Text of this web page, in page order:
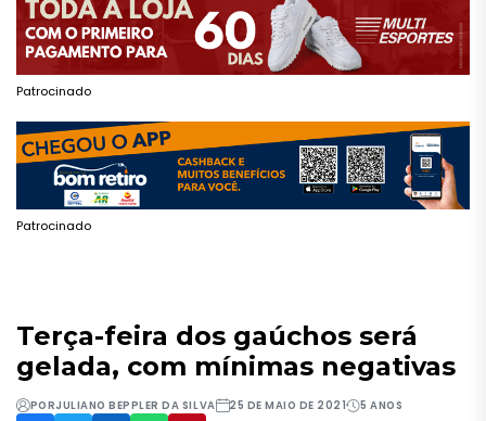
Patrocinado
Patrocinado
Terça-feira dos gaúchos será
gelada, com mínimas negativas
PORJULIANO BEPPLER DA SILVA 25 DE MAIO DE 2021 5 ANOS